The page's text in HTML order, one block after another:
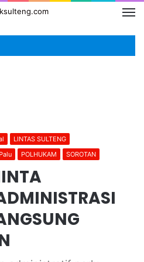
LINTAS SULTENG
Palu POLHUKAM SOROTAN